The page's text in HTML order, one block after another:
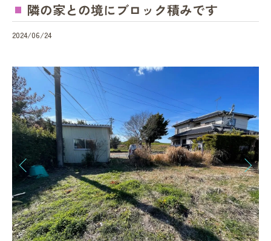
隣の家との境にブロック積みです
2024/06/24